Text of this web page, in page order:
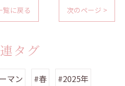
覧に戻る 次のページ >
タグ
マン #春
#2025年